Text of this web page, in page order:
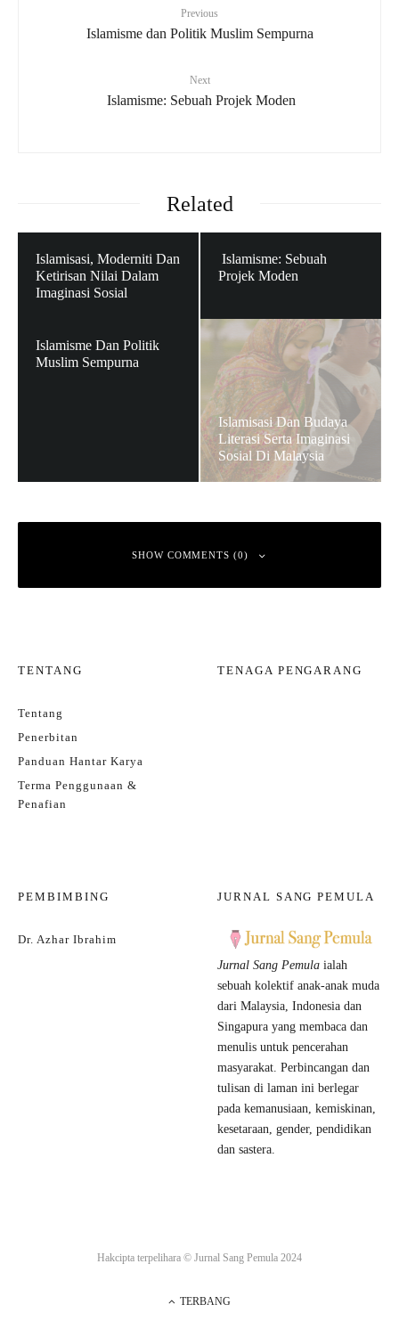
Previous
Islamisme dan Politik Muslim Sempurna
Next
Islamisme: Sebuah Projek Moden
Related
Islamisasi, Moderniti Dan
Ketirisan Nilai Dalam
Imaginasi Sosial
Islamisme: Sebuah
Projek Moden
Islamisme Dan Politik
Muslim Sempurna
Islamisasi Dan Budaya
Literasi Serta Imaginasi
Sosial Di Malaysia
SHOW COMMENTS (0)
Comment*
Website
Save my name, email, and website in this browser for the next time I comment.
TENTANG
Tentang
Penerbitan
Panduan Hantar Karya
Terma Penggunaan &
Penafian
TENAGA PENGARANG
PEMBIMBING
Dr. Azhar Ibrahim
JURNAL SANG PEMULA
Jurnal Sang Pemula ialah
sebuah kolektif anak-anak muda
dari Malaysia, Indonesia dan
Singapura yang membaca dan
menulis untuk pencerahan
masyarakat. Perbincangan dan
tulisan di laman ini berlegar
pada kemanusiaan, kemiskinan,
kesetaraan, gender, pendidikan
dan sastera.
Hakcipta terpelihara © Jurnal Sang Pemula 2024
TERBANG